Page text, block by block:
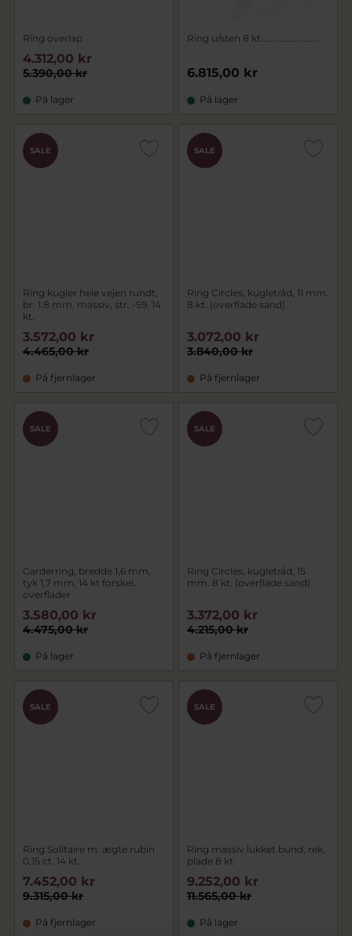
Ring overlap
5.390,00 kr
4.312,00 kr
På lager
Ring u/sten 8 kt........................
6.815,00 kr
På lager
SALE
Ring kugler hele vejen rundt,
br. 1,8 mm. massiv, str. -59. 14
kt.
4.465,00 kr
3.572,00 kr
På fjernlager
SALE
Ring Circles, kugletråd, 11 mm.
8 kt. (overflade sand)
3.840,00 kr
3.072,00 kr
På fjernlager
SALE
Garderring, bredde 1,6 mm,
tyk 1,7 mm, 14 kt forskel.
overflader
4.475,00 kr
3.580,00 kr
På lager
SALE
Ring Circles, kugletråd, 15
mm. 8 kt. (overflade sand)
4.215,00 kr
3.372,00 kr
På fjernlager
SALE
Ring Solitaire m. ægte rubin
0,15 ct. 14 kt.
9.315,00 kr
7.452,00 kr
På fjernlager
SALE
Ring massiv lukket bund, rek.
plade 8 kt.
11.565,00 kr
9.252,00 kr
På lager